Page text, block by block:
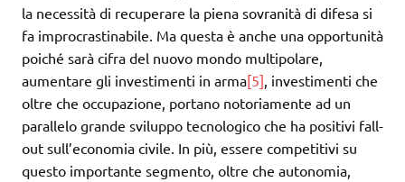
la necessità di recuperare la piena sovranità di difesa si
fa improcrastinabile. Ma questa è anche una opportunità
poiché sarà cifra del nuovo mondo multipolare,
aumentare gli investimenti in arma[5] , investimenti che
oltre che occupazione, portano notoriamente ad un
parallelo grande sviluppo tecnologico che ha positivi fall-
out sull’economia civile. In più, essere competitivi su
questo importante segmento, oltre che autonomia,